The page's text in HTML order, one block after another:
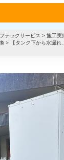
テックサービス > 施工実
>
【タンク下から水漏